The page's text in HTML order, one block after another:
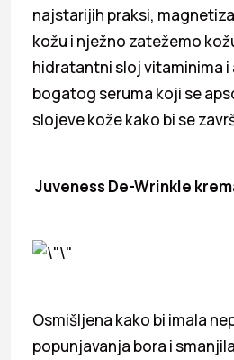
najstarijih praksi,
kožu i nježno zatežemo
hidratantni sloj vitaminima
bogatog seruma koji se
slojeve kože kako bi se
Juveness De-Wrinkle
Osmišljena kako bi imala
popunjavanja bora i